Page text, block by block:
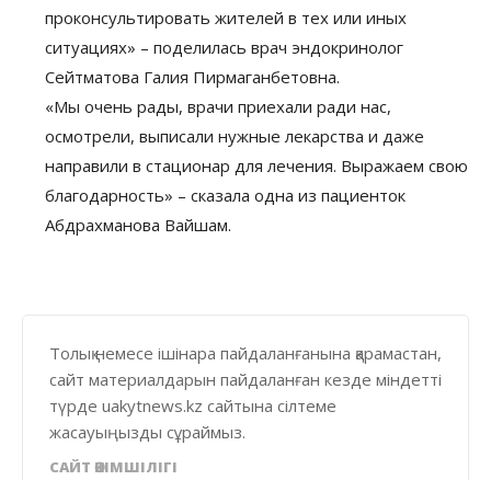
проконсультировать жителей в тех или иных
ситуациях» – поделилась врач эндокринолог
Сейтматова Галия Пирмаганбетовна.
«Мы очень рады, врачи приехали ради нас,
осмотрели, выписали нужные лекарства и даже
направили в стационар для лечения. Выражаем свою
благодарность» – сказала одна из пациенток
Абдрахманова Вайшам.
Толық немесе ішінара пайдаланғанына қарамастан,
сайт материалдарын пайдаланған кезде міндетті
түрде uakytnews.kz сайтына сілтеме
жасауыңызды сұраймыз.
САЙТ ӘКІМШІЛІГІ